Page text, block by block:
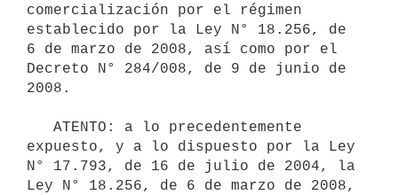
comercialización por el régimen
establecido por la Ley N° 18.256, de
6 de marzo de 2008, así como por el
Decreto N° 284/008, de 9 de junio de
2008.
expuesto, y a lo dispuesto por la Ley
N° 17.793, de 16 de julio de 2004, la
Ley N° 18.256, de 6 de marzo de 2008,